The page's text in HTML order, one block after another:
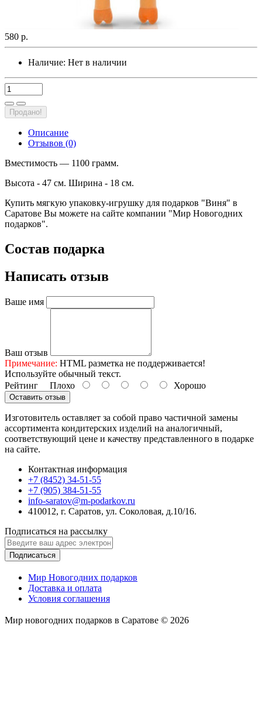
580 р.
Наличие: Нет в наличии
Продано!
Описание
Отзывов (0)
Вместимость — 1100 грамм.
Высота - 47 см. Ширина - 18 см.
Купить мягкую упаковку-игрушку для подарков "Виня" в
Саратове Вы можете на сайте компании "Мир Новогодних
подарков".
Состав подарка
Написать отзыв
Ваше имя
Ваш отзыв
Примечание: HTML разметка не поддерживается!
Используйте обычный текст.
Рейтинг Плохо Хорошо
Оставить отзыв
Изготовитель оставляет за собой право частичной замены
ассортимента кондитерских изделий на аналогичный,
соответствующий цене и качеству представленного в подарке
на сайте.
Контактная информация
+7 (8452) 34-51-55
+7 (905) 384-51-55
info-saratov@m-podarkov.ru
410012, г. Саратов, ул. Соколовая, д.10/16.
Подписаться на рассылку
Подписаться
Мир Новогодних подарков
Доставка и оплата
Условия соглашения
Мир новогодних подарков в Саратове © 2026